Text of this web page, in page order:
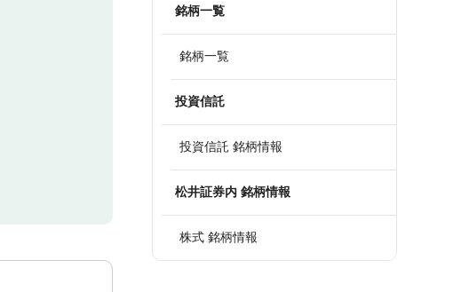
銘柄一覧
銘柄一覧
投資信託
投資信託 銘柄情報
松井証券内 銘柄情報
株式 銘柄情報